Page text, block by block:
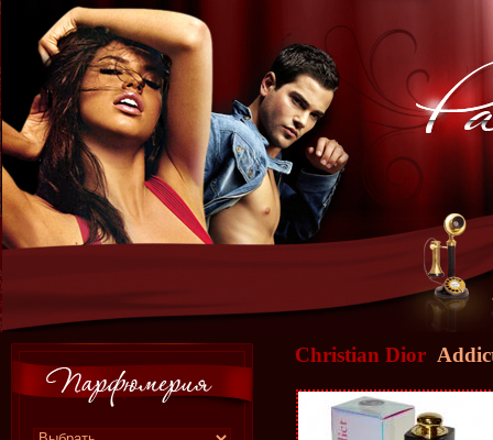
Christian Dior